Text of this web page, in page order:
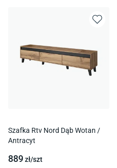
Szafka Rtv Nord Dąb Wotan /
Antracyt
889zł/szt